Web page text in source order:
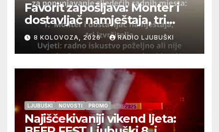
Favorit zapošljava: Monter i
dostavljač namještaja, tri
izvršitelja
8 KOLOVOZA, 2026 RADIO LJUBUŠKI
LJUBUŠKI NOVOSTI PROMO
Najiščekivaniji vikend ljeta: